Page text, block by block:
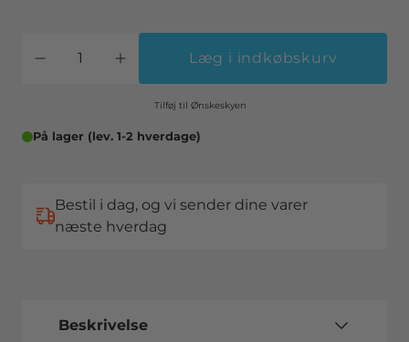
Læg i indkøbskurv
Tilføj til Ønskeskyen
På lager (lev. 1-2 hverdage)
Bestil i dag, og vi sender dine varer
næste hverdag
Beskrivelse